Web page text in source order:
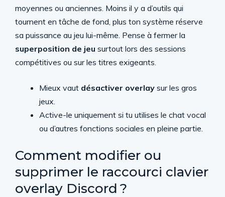
moyennes ou anciennes. Moins il y a d’outils qui
tournent en tâche de fond, plus ton système réserve
sa puissance au jeu lui-même. Pense à fermer la
superposition de jeu surtout lors des sessions
compétitives ou sur les titres exigeants.
Mieux vaut désactiver overlay sur les gros
jeux.
Active-le uniquement si tu utilises le chat vocal
ou d’autres fonctions sociales en pleine partie.
Comment modifier ou
supprimer le raccourci clavier
overlay Discord ?